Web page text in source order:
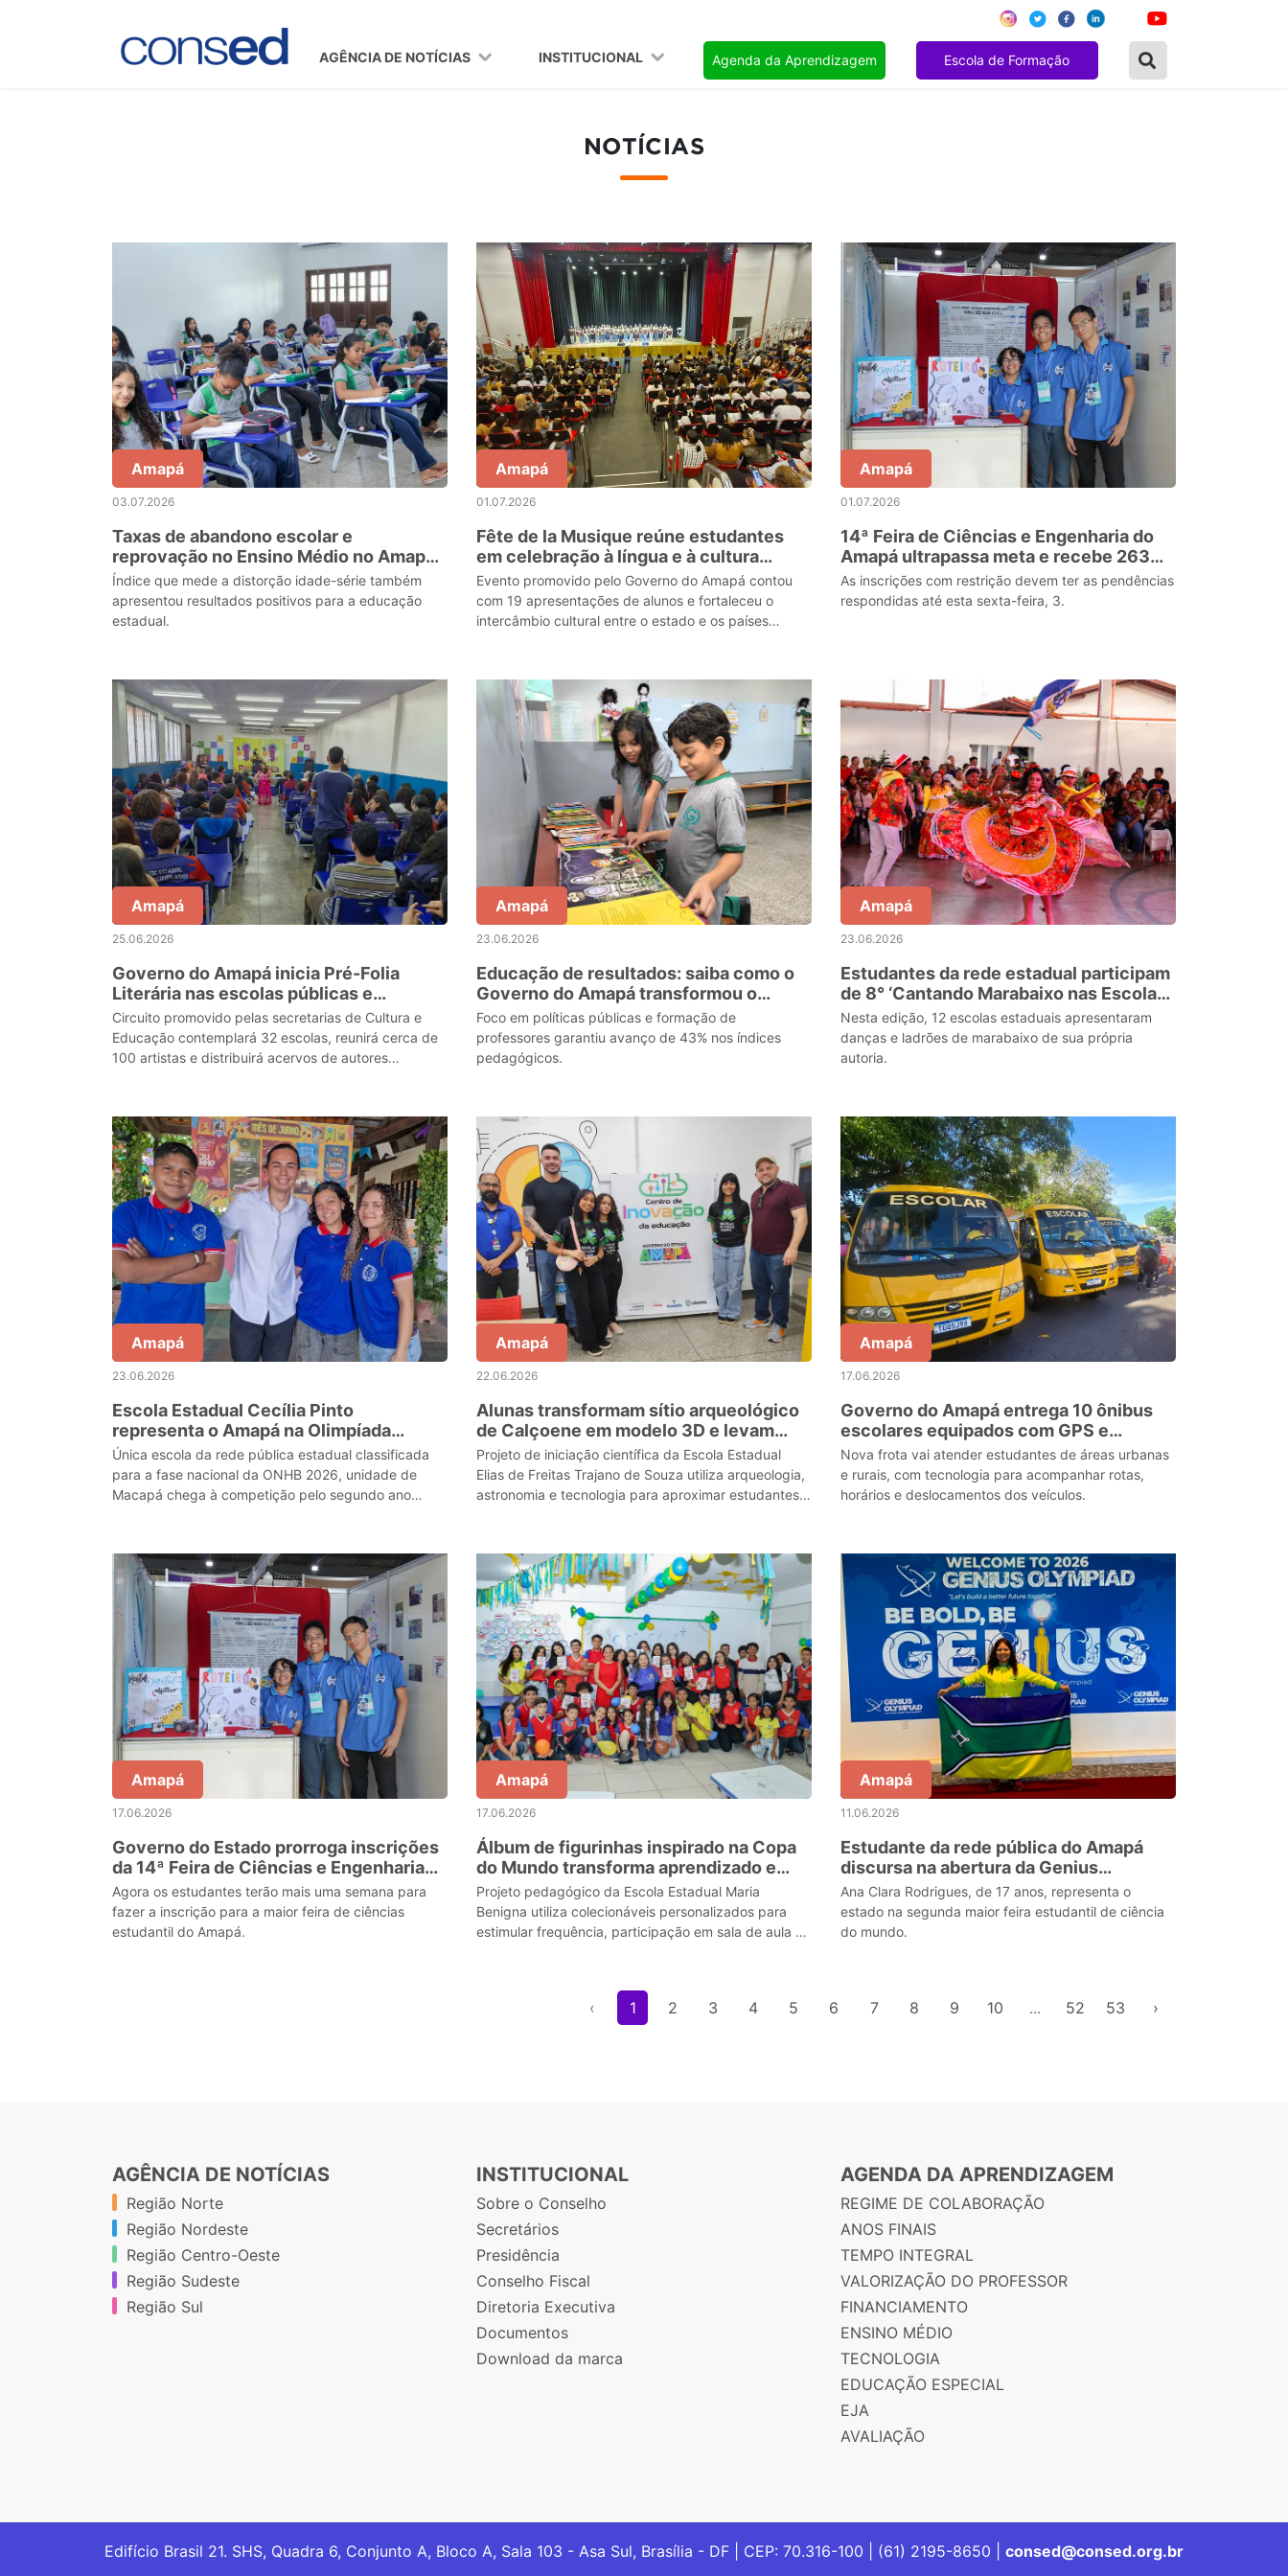
AGÊNCIA DE NOTÍCIAS INSTITUCIONAL Agenda da Aprendizagem Escola de Formação
NOTÍCIAS
Amapá
03.07.2026
Taxas de abandono escolar e
reprovação no Ensino Médio no Amapá
diminuem, segundo dados do Censo
Escolar 2025
Índice que mede a distorção idade-série também
apresentou resultados positivos para a educação
estadual.
Amapá
01.07.2026
Fête de la Musique reúne estudantes
em celebração à língua e à cultura
francesa em Macapá
Evento promovido pelo Governo do Amapá contou
com 19 apresentações de alunos e fortaleceu o
intercâmbio cultural entre o estado e os países
Amapá
01.07.2026
14ª Feira de Ciências e Engenharia do
Amapá ultrapassa meta e recebe 263
projetos inscritos
As inscrições com restrição devem ter as pendências
respondidas até esta sexta-feira, 3.
Amapá
25.06.2026
Governo do Amapá inicia Pré-Folia
Literária nas escolas públicas e
fortalece formação de leitores nos 16
municípios
Circuito promovido pelas secretarias de Cultura e
Educação contemplará 32 escolas, reunirá cerca de
100 artistas e distribuirá acervos de autores
Amapá
23.06.2026
Educação de resultados: saiba como o
Governo do Amapá transformou o
processo de alfabetização em todo o
estado
Foco em políticas públicas e formação de
professores garantiu avanço de 43% nos índices
pedagógicos.
Amapá
23.06.2026
Estudantes da rede estadual participam
de 8° ‘Cantando Marabaixo nas Escolas’,
em Mazagão Velho
Nesta edição, 12 escolas estaduais apresentaram
danças e ladrões de marabaixo de sua própria
autoria.
Amapá
23.06.2026
Escola Estadual Cecília Pinto
representa o Amapá na Olimpíada
Nacional de História do Brasil e reforça
excelência da educação pública
Única escola da rede pública estadual classificada
para a fase nacional da ONHB 2026, unidade de
Macapá chega à competição pelo segundo ano
Amapá
22.06.2026
Alunas transformam sítio arqueológico
de Calçoene em modelo 3D e levam
patrimônio amapaense para dentro da
escola em Porto Grande
Projeto de iniciação científica da Escola Estadual
Elias de Freitas Trajano de Souza utiliza arqueologia,
astronomia e tecnologia para aproximar estudantes
Amapá
17.06.2026
Governo do Amapá entrega 10 ônibus
escolares equipados com GPS e
sistema de monitoramento em tempo
real
Nova frota vai atender estudantes de áreas urbanas
e rurais, com tecnologia para acompanhar rotas,
horários e deslocamentos dos veículos.
Amapá
17.06.2026
Governo do Estado prorroga inscrições
da 14ª Feira de Ciências e Engenharia
do Amapá para o dia 23 de junho
Agora os estudantes terão mais uma semana para
fazer a inscrição para a maior feira de ciências
estudantil do Amapá.
Amapá
17.06.2026
Álbum de figurinhas inspirado na Copa
do Mundo transforma aprendizado e
incentiva estudantes em escola
estadual de Macapá
Projeto pedagógico da Escola Estadual Maria
Benigna utiliza colecionáveis personalizados para
estimular frequência, participação em sala de aula e
Amapá
11.06.2026
Estudante da rede pública do Amapá
discursa na abertura da Genius
Olimpiad, nos Estados Unidos
Ana Clara Rodrigues, de 17 anos, representa o
estado na segunda maior feira estudantil de ciência
do mundo.
‹ 1 2 3 4 5 6 7 8 9 10 ... 52 53 ›
AGÊNCIA DE NOTÍCIAS
Região Norte
Região Nordeste
Região Centro-Oeste
Região Sudeste
Região Sul
INSTITUCIONAL
Sobre o Conselho
Secretários
Presidência
Conselho Fiscal
Diretoria Executiva
Documentos
Download da marca
AGENDA DA APRENDIZAGEM
REGIME DE COLABORAÇÃO
ANOS FINAIS
TEMPO INTEGRAL
VALORIZAÇÃO DO PROFESSOR
FINANCIAMENTO
ENSINO MÉDIO
TECNOLOGIA
EDUCAÇÃO ESPECIAL
EJA
AVALIAÇÃO
Edifício Brasil 21. SHS, Quadra 6, Conjunto A, Bloco A, Sala 103 - Asa Sul, Brasília - DF | CEP: 70.316-100 | (61) 2195-8650 | consed@consed.org.br